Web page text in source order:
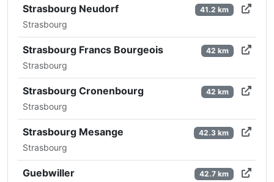
Strasbourg Neudorf
Strasbourg
41.2 km
Strasbourg Francs Bourgeois
Strasbourg
42 km
Strasbourg Cronenbourg
Strasbourg
42 km
Strasbourg Mesange
Strasbourg
42.3 km
Guebwiller 42.7 km